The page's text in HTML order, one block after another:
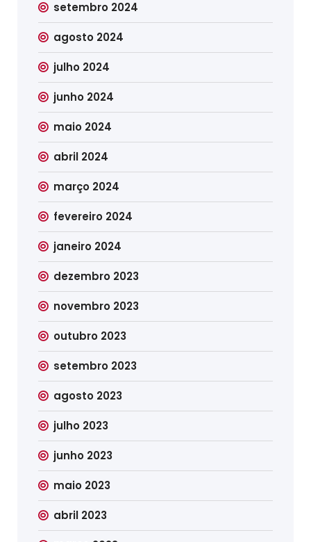
setembro 2024
agosto 2024
julho 2024
junho 2024
maio 2024
abril 2024
março 2024
fevereiro 2024
janeiro 2024
dezembro 2023
novembro 2023
outubro 2023
setembro 2023
agosto 2023
julho 2023
junho 2023
maio 2023
abril 2023